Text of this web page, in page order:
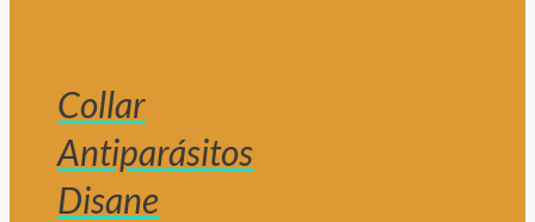
Collar
Antiparásitos
Disane